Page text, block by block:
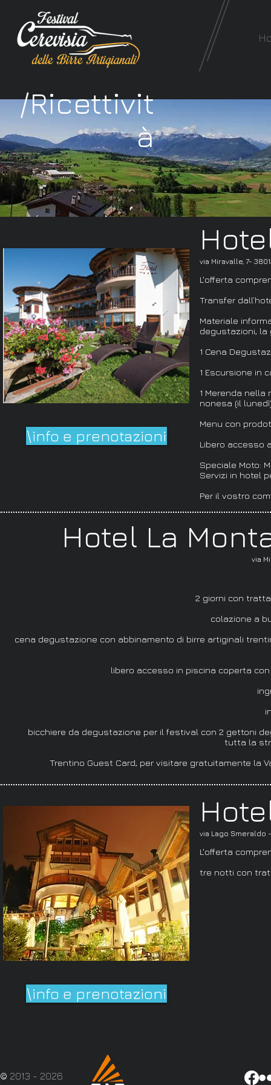
/Ricettivit
à
\info e prenotazioni
L'offerta
Transfer
Materiale
degustazioni, la
1 Cena
1 Escursione in
1 Merenda
nonesa (il
Menu con
Libero accesso
Speciale Moto:
Servizi in hotel
Per il vostro
via Miravalle, 7-
Hotel La
via
2 giorni con
colazione a
cena degustazione con abbinamento di birre artiginali
libero accesso in piscina coperta
bicchiere da degustazione per il festival con 2 gettoni
tutta la
Trentino Guest Card, per visitare gratuitamente la
L'offerta
tre notti con
via Lago Smeraldo
\info e prenotazioni
© 2013 - 2026